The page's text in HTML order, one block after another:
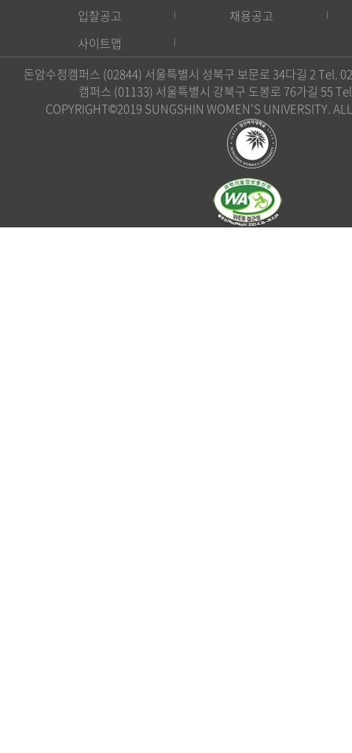
입찰공고
채용공고
사이트맵
돈암수정캠퍼스 (02844) 서울특별시 성북구 보문로 34다길 2 Tel.
캠퍼스 (01133) 서울특별시 강북구 도봉로 76가길 55
COPYRIGHT©2019 SUNGSHIN WOMEN'S UNIVERSITY.